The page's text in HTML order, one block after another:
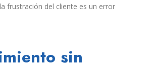
frustración del cliente es un error
sin